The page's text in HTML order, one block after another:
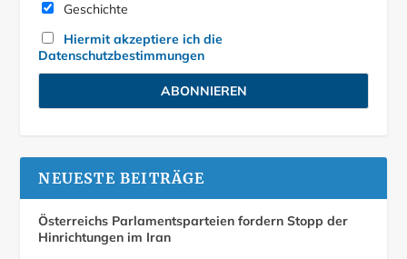
Geschichte
Hiermit akzeptiere ich die
Datenschutzbestimmungen
NEUESTE BEITRÄGE
Österreichs Parlamentsparteien fordern Stopp der
Hinrichtungen im Iran